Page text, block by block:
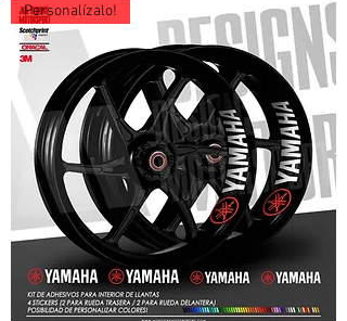
Personalízalo!